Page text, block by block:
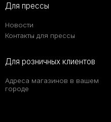
Для прессы
Новости
Контакты для прессы
Для розничных клиентов
Адреса магазинов в вашем
городе